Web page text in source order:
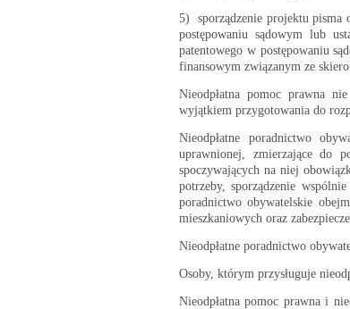
5) sporządzenie projektu pisma
postępowaniu sądowym lub
patentowego w postępowaniu
finansowym związanym ze
Nieodpłatna pomoc prawna
wyjątkiem przygotowania do
Nieodpłatne poradnictwo
uprawnionej, zmierzające do
spoczywających na niej
potrzeby, sporządzenie
poradnictwo obywatelskie
mieszkaniowych oraz
Nieodpłatne poradnictwo
Osoby, którym przysługuje
Nieodpłatna pomoc prawna i